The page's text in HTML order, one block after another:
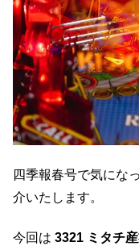
四季報春号で気にな
介いたします。
今回は 3321 ミタチ